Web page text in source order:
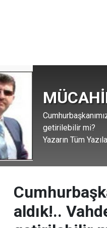
getirilebilir mi?
Yazarın Tüm
aldık!..